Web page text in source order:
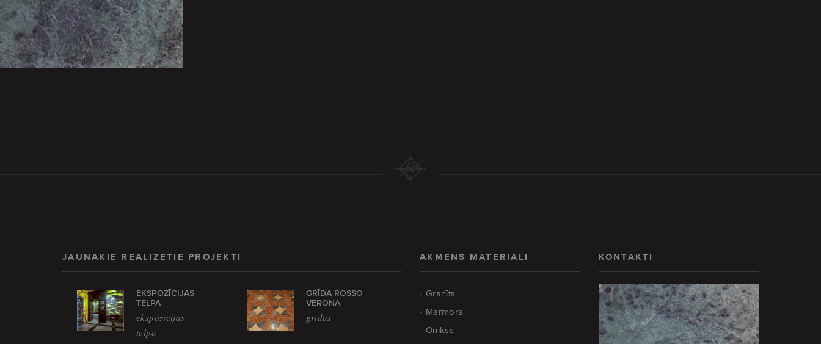
JAUNĀKIE REALIZĒTIE PROJEKTI
EKSPOZĪCIJAS
TELPA
ekspozīcijas
telpa
GRĪDA ROSSO
VERONA
grīdas
AKMENS MATERIĀLI
Granīts
Marmors
Onikss
KONTAKTI